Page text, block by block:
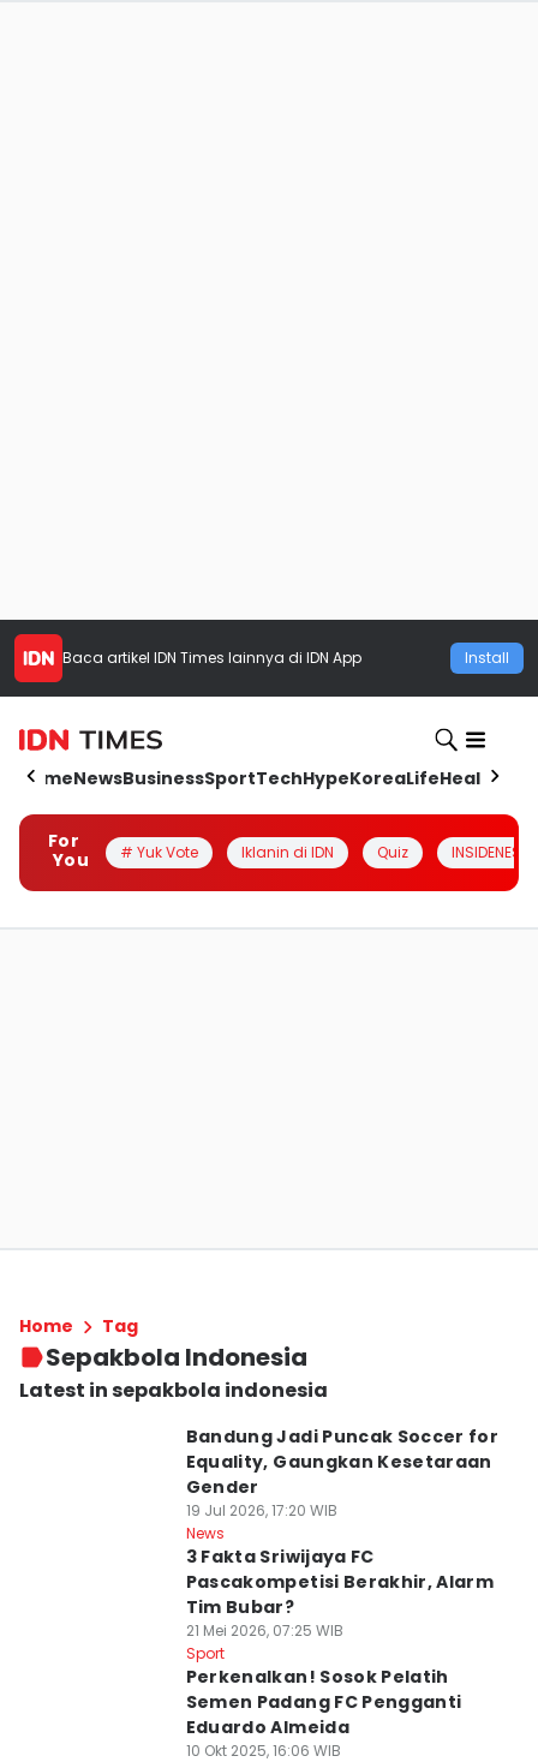
Baca artikel IDN Times lainnya di IDN App Install
HomeNewsBusinessSportTechHypeKoreaLifeHealth
For
You
# Yuk Vote Iklanin di IDN Quiz INSIDENESIA
Home Tag
Sepakbola Indonesia
Latest in sepakbola indonesia
Bandung Jadi Puncak Soccer for
Equality, Gaungkan Kesetaraan
Gender
19 Jul 2026, 17:20 WIB
News
3 Fakta Sriwijaya FC
Pascakompetisi Berakhir, Alarm
Tim Bubar?
21 Mei 2026, 07:25 WIB
Sport
Perkenalkan! Sosok Pelatih
Semen Padang FC Pengganti
Eduardo Almeida
10 Okt 2025, 16:06 WIB